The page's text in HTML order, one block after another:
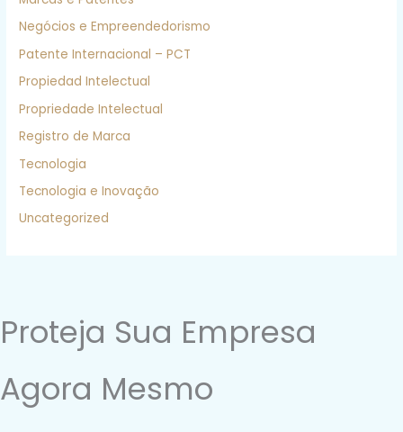
Negócios e Empreendedorismo
Patente Internacional – PCT
Propiedad Intelectual
Propriedade Intelectual
Registro de Marca
Tecnologia
Tecnologia e Inovação
Uncategorized
Proteja Sua Empresa
Agora Mesmo